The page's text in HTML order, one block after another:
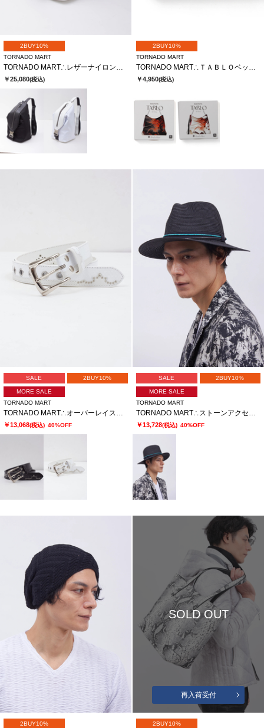
2BUY10%
TORNADO MART
￥25,080(税込)
2BUY10%
TORNADO MART
￥4,950(税込)
SALE 2BUY10%
MORE SALE
TORNADO MART
TORNADO MART∴オーバーレイススネークベルト
￥13,068(税込) 40%OFF
SALE 2BUY10%
MORE SALE
TORNADO MART
TORNADO MART∴ストーンアクセントブレードハット
￥13,728(税込) 40%OFF
2BUY10%
SOLD OUT
再入荷受付
2BUY10%